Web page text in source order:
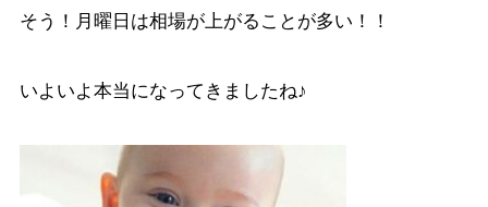
そう！月曜日は相場が上がることが多い！！
いよいよ本当になってきましたね♪